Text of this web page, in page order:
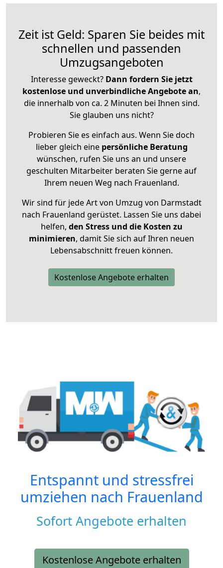
Zeit ist Geld: Sparen Sie beides mit
schnellen und passenden
Umzugsangeboten
Interesse geweckt? Dann fordern Sie jetzt
kostenlose und unverbindliche Angebote an,
die innerhalb von ca. 2 Minuten bei Ihnen sind.
Sie glauben uns nicht?
Probieren Sie es einfach aus. Wenn Sie doch
lieber gleich eine persönliche Beratung
wünschen, rufen Sie uns an und unsere
geschulten Mitarbeiter beraten Sie gerne auf
Ihrem neuen Weg nach Frauenland.
Wir sind für jede Art von Umzug von Darmstadt
nach Frauenland gerüstet. Lassen Sie uns dabei
helfen, den Stress und die Kosten zu
minimieren, damit Sie sich auf Ihren neuen
Lebensabschnitt freuen können.
Kostenlose Angebote erhalten
Entspannt und stressfrei
umziehen nach Frauenland
Sofort Angebote erhalten
Kostenlose Angebote erhalten